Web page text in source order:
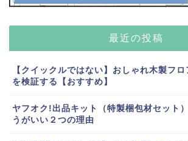
最近の投稿
【クイックルではない】おしゃれ木製フ
を検証する【おすすめ】
ヤフオク!出品キット（特製梱包材セット
うがいい２つの理由